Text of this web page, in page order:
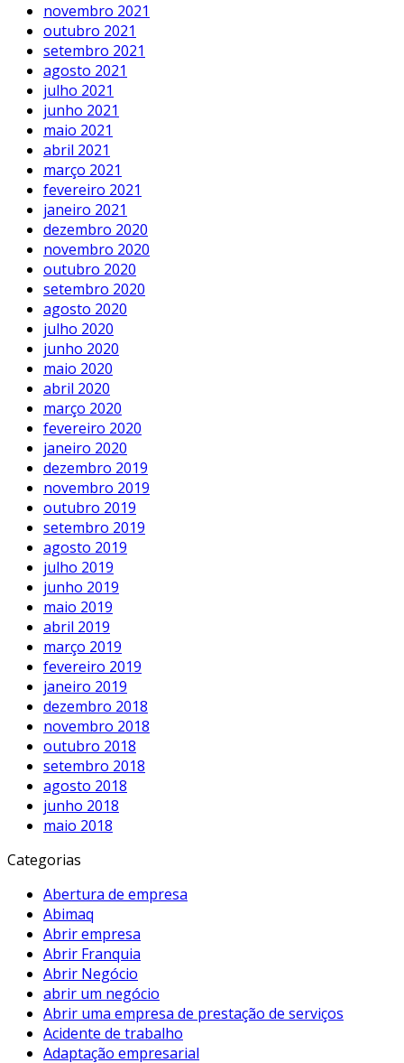
novembro 2021
outubro 2021
setembro 2021
agosto 2021
julho 2021
junho 2021
maio 2021
abril 2021
março 2021
fevereiro 2021
janeiro 2021
dezembro 2020
novembro 2020
outubro 2020
setembro 2020
agosto 2020
julho 2020
junho 2020
maio 2020
abril 2020
março 2020
fevereiro 2020
janeiro 2020
dezembro 2019
novembro 2019
outubro 2019
setembro 2019
agosto 2019
julho 2019
junho 2019
maio 2019
abril 2019
março 2019
fevereiro 2019
janeiro 2019
dezembro 2018
novembro 2018
outubro 2018
setembro 2018
agosto 2018
junho 2018
maio 2018
Categorias
Abertura de empresa
Abimaq
Abrir empresa
Abrir Franquia
Abrir Negócio
abrir um negócio
Abrir uma empresa de prestação de serviços
Acidente de trabalho
Adaptação empresarial